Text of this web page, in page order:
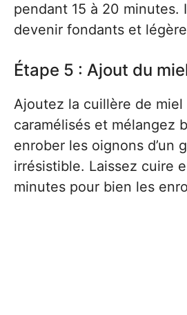
pendant 15 à 20 minutes.
devenir fondants et
Étape 5 : Ajout du
Ajoutez la cuillère de miel
caramélisés et mélangez
enrober les oignons d’un
irrésistible. Laissez cuire
minutes pour bien les